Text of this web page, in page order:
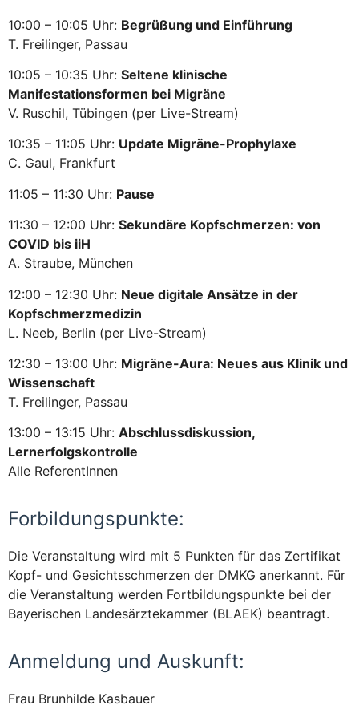
10:00 – 10:05 Uhr: Begrüßung und Einführung
T. Freilinger, Passau
10:05 – 10:35 Uhr: Seltene klinische
Manifestationsformen bei Migräne
V. Ruschil, Tübingen (per Live-Stream)
10:35 – 11:05 Uhr: Update Migräne-Prophylaxe
C. Gaul, Frankfurt
11:05 – 11:30 Uhr: Pause
11:30 – 12:00 Uhr: Sekundäre Kopfschmerzen: von
COVID bis iiH
A. Straube, München
12:00 – 12:30 Uhr: Neue digitale Ansätze in der
Kopfschmerzmedizin
L. Neeb, Berlin (per Live-Stream)
12:30 – 13:00 Uhr: Migräne-Aura: Neues aus Klinik und
Wissenschaft
T. Freilinger, Passau
13:00 – 13:15 Uhr: Abschlussdiskussion,
Lernerfolgskontrolle
Alle ReferentInnen
Forbildungspunkte:
Die Veranstaltung wird mit 5 Punkten für das Zertifikat
Kopf- und Gesichtsschmerzen der DMKG anerkannt. Für
die Veranstaltung werden Fortbildungspunkte bei der
Bayerischen Landesärztekammer (BLAEK) beantragt.
Anmeldung und Auskunft:
Frau Brunhilde Kasbauer